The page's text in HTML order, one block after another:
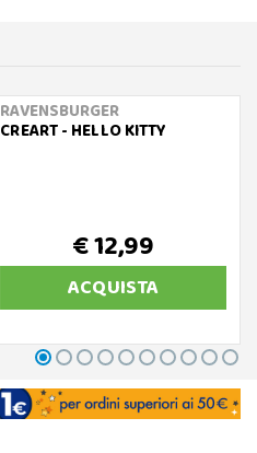
RAVENSBURGER
CREART - HELLO KITTY
€ 12,99
ACQUISTA